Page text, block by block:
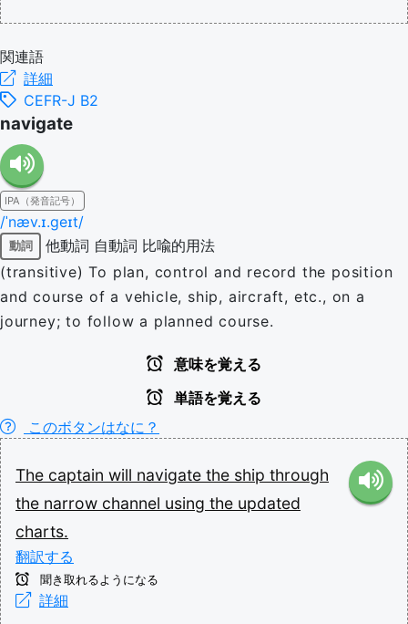
関連語
詳細
CEFR-J B2
navigate
IPA（発音記号）
/ˈnæv.ɪ.ɡeɪt/
動詞 他動詞 自動詞 比喩的用法
(transitive) To plan, control and record the position
and course of a vehicle, ship, aircraft, etc., on a
journey; to follow a planned course.
意味を覚える
単語を覚える
このボタンはなに？
The captain will navigate the ship through
the narrow channel using the updated
charts.
翻訳する
聞き取れるようになる
詳細